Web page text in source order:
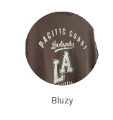
Komplety ›
Koszule, marynarki ›
Kurtki, płaszcze ›
Bluzy